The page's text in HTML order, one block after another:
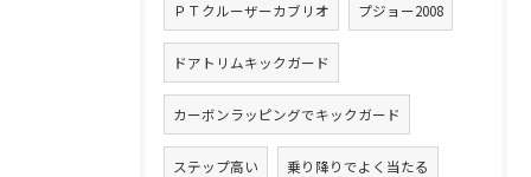
ＰＴクルーザーカブリオ プジョー2008
ドアトリムキックガード
カーボンラッピングでキックガード
ステップ高い 乗り降りでよく当たる